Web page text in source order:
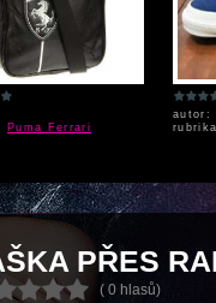
Puma Ferrari
autor:
PŘES
( 0 hlasů)